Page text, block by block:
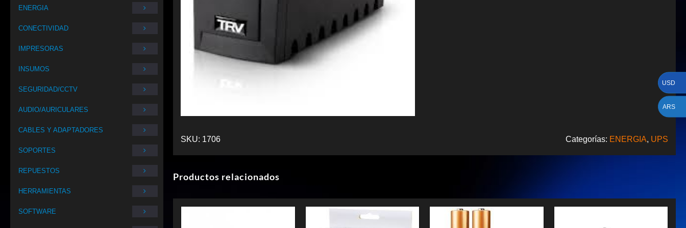
ENERGIA
CONECTIVIDAD
IMPRESORAS
INSUMOS
SEGURIDAD/CCTV
AUDIO/AURICULARES
CABLES Y ADAPTADORES
SOPORTES
REPUESTOS
HERRAMIENTAS
SOFTWARE
SKU: 1706 Categorías: ENERGIA, UPS
Productos relacionados
USD
ARS